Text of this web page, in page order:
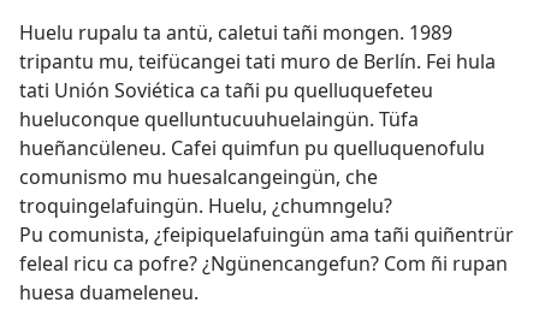
Huelu rupalu ta antü, caletui tañi mongen. 1989
tripantu mu, teifücangei tati muro de Berlín. Fei hula
tati Unión Soviética ca tañi pu quelluquefeteu
hueluconque quelluntucuuhuelaingün. Tüfa
hueñancüleneu. Cafei quimfun pu quelluquenofulu
comunismo mu huesalcangeingün, che
troquingelafuingün. Huelu, ¿chumngelu?
Pu comunista, ¿feipiquelafuingün ama tañi quiñentrür
feleal ricu ca pofre? ¿Ngünencangefun? Com ñi rupan
huesa duameleneu.